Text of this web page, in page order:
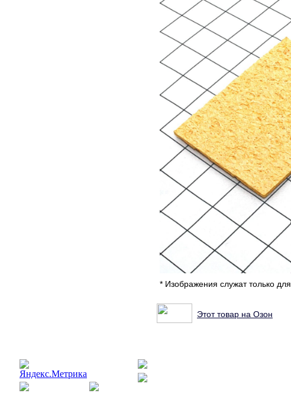
* Изображения служат только
Этот товар на Озон